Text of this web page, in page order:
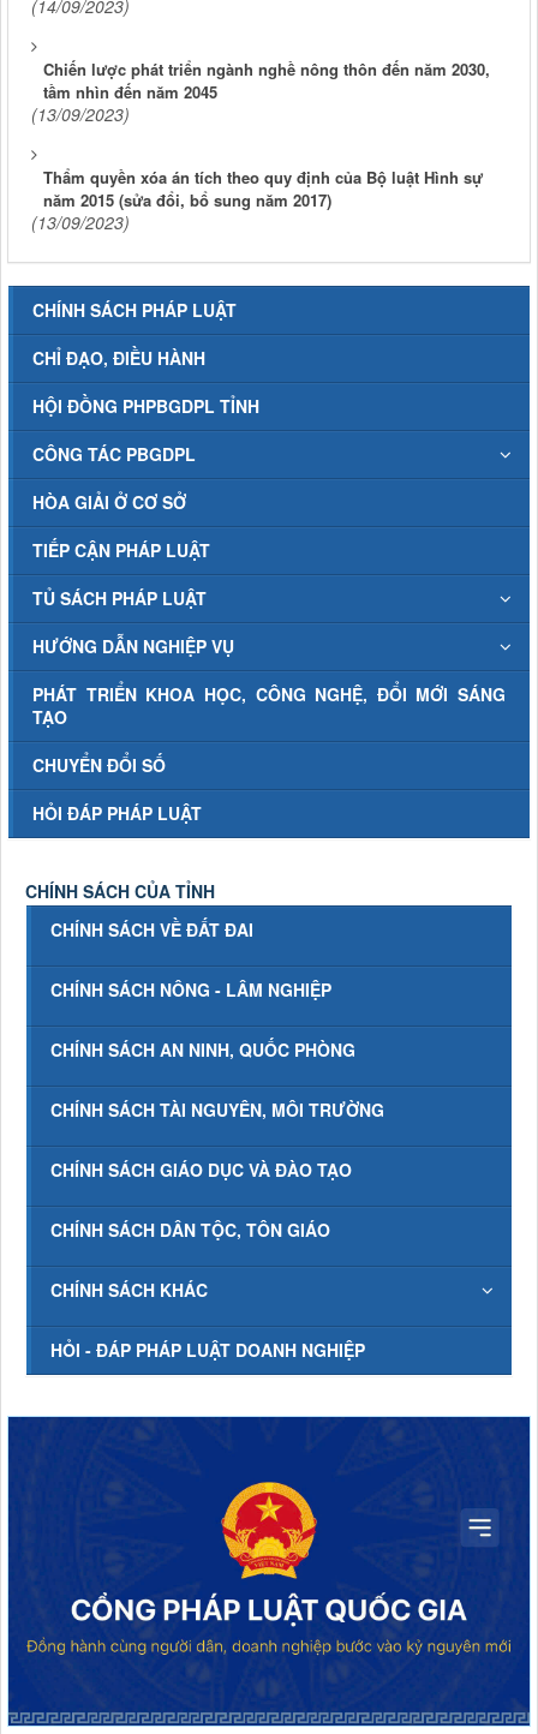
(14/09/2023)
Chiến lược phát triển ngành nghề nông thôn đến năm 2030,
tầm nhìn đến năm 2045
(13/09/2023)
Thẩm quyền xóa án tích theo quy định của Bộ luật Hình sự
năm 2015 (sửa đổi, bổ sung năm 2017)
(13/09/2023)
CHÍNH SÁCH PHÁP LUẬT
CHỈ ĐẠO, ĐIỀU HÀNH
HỘI ĐỒNG PHPBGDPL TỈNH
CÔNG TÁC PBGDPL
HÒA GIẢI Ở CƠ SỞ
TIẾP CẬN PHÁP LUẬT
TỦ SÁCH PHÁP LUẬT
HƯỚNG DẪN NGHIỆP VỤ
PHÁT TRIỂN KHOA HỌC, CÔNG NGHỆ, ĐỔI MỚI SÁNG
TẠO
CHUYỂN ĐỔI SỐ
HỎI ĐÁP PHÁP LUẬT
CHÍNH SÁCH CỦA TỈNH
CHÍNH SÁCH VỀ ĐẤT ĐAI
CHÍNH SÁCH NÔNG - LÂM NGHIỆP
CHÍNH SÁCH AN NINH, QUỐC PHÒNG
CHÍNH SÁCH TÀI NGUYÊN, MÔI TRƯỜNG
CHÍNH SÁCH GIÁO DỤC VÀ ĐÀO TẠO
CHÍNH SÁCH DÂN TỘC, TÔN GIÁO
CHÍNH SÁCH KHÁC
HỎI - ĐÁP PHÁP LUẬT DOANH NGHIỆP